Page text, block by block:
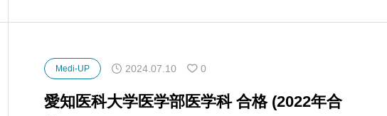
Medi-UP 2024.07.10 0
愛知医科大学医学部医学科 合格 (2022年合